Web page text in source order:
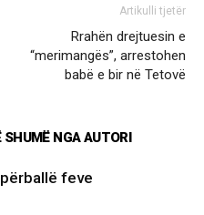
Artikulli tjetër
Rrahën drejtuesin e
“merimangës”, arrestohen
babë e bir në Tetovë
SHUMË NGA AUTORI
feve